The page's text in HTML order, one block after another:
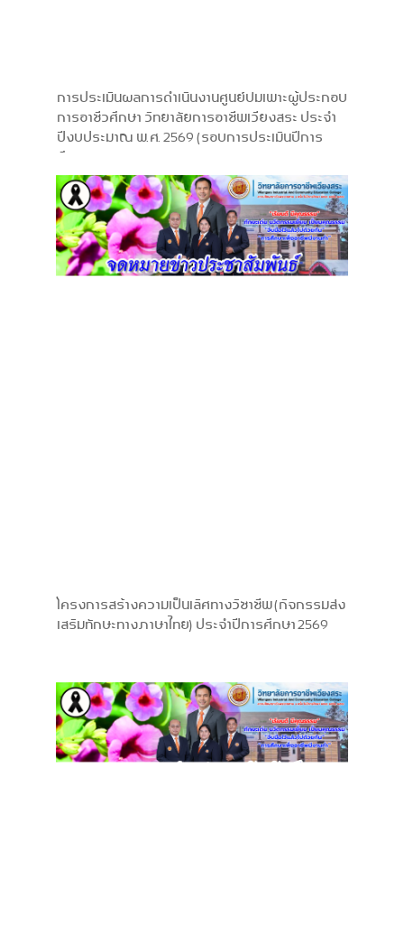
การประเมินผลการดำเนินงานศูนย์บ่มเพาะผู้ประกอบ
การอาชีวศึกษา วิทยาลัยการอาชีพเวียงสระ ประจำ
ปีงบประมาณ พ.ศ. 2569 (รอบการประเมินปีการ
ศึกษา 2568)
โครงการสร้างความเป็นเลิศทางวิชาชีพ (กิจกรรมส่ง
เสริมทักษะทางภาษาไทย) ประจำปีการศึกษา 2569